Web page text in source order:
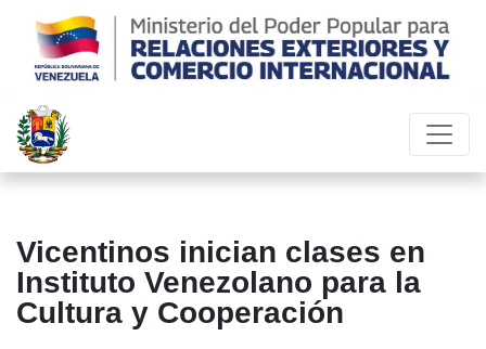
Vicentinos inician clases en
Instituto Venezolano para la
Cultura y Cooperación